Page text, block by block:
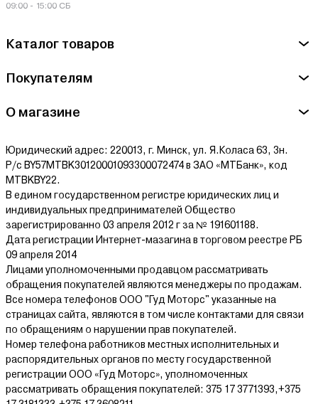
Каталог товаров
Покупателям
О магазине
Юридический адрес: 220013, г. Минск, ул. Я.Коласа 63, 3н.
Р/с BY57MTBK30120001093300072474 в ЗАО «МТБанк», код
MTBKBY22.
В едином государственном регистре юридических лиц и
индивидуальных предпринимателей Общество
зарегистрированно 03 апреля 2012 г за № 191601188.
Дата регистрации Интернет-мазагина в торговом реестре РБ
09 апреля 2014
Лицами уполномоченными продавцом рассматривать
обращения покупателей являются менеджеры по продажам.
Все номера телефонов ООО "Гуд Моторс" указанные на
страницах сайта, являются в том числе контактами для связи
по обращениям о нарушении прав покупателей.
Номер телефона работников местных исполнительных и
распорядительных органов по месту государственной
регистрации ООО «Гуд Моторс», уполномоченных
рассматривать обращения покупателей: 375 17 3771393,+375
09:00 - 15:00 СБ